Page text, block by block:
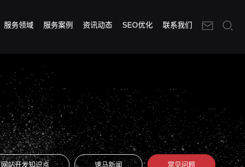
服务领域 服务案例 资讯动态 SEO优化 联系我们
网站开发知识点 速马新闻 常见问题